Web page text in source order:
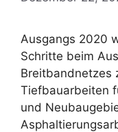
Ausgangs 2020
Schritte beim
Breitbandnetzes
Tiefbauarbeiten
und